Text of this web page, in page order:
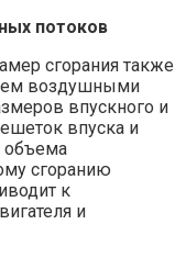
потоков
сгорания также
воздушными
впускного и
впуска и
объема
сгоранию
к
и